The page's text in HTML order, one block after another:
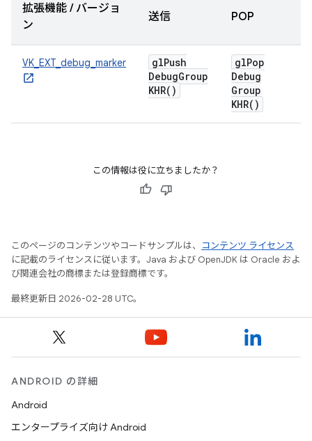
拡張機能 / バージョ
ン
送信 POP
VK_EXT_debug_marker glPush
DebugGroup
KHR( )
glPop
Debug
Group
KHR( )
この情報は役に立ちましたか？
このページのコンテンツやコードサンプルは、
コンテンツ ライセンス
に記載のライセンスに従います。Java および OpenJDK は Oracle およ
び関連会社の商標または登録商標です。
最終更新日 2026-02-28 UTC。
ANDROID の詳細
Android
エンタープライズ向け Android